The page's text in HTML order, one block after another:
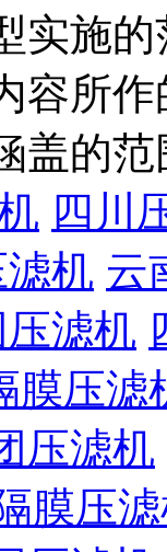
实施
容所
盖的范
四川
机 云
滤机
膜压滤
压滤机
膜压